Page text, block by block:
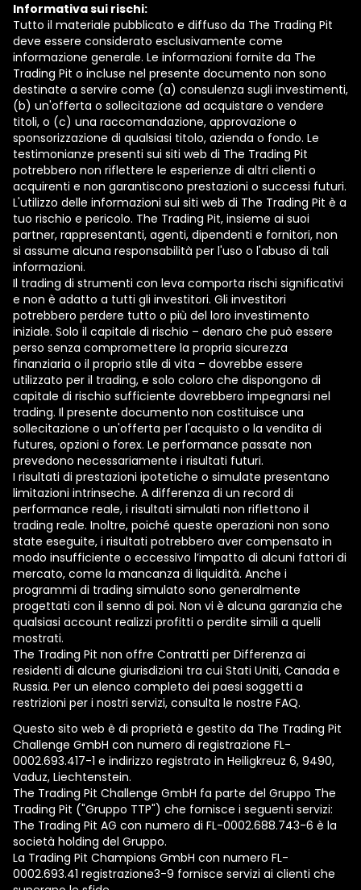
Informativa sui rischi:
Tutto il materiale pubblicato e diffuso da The Trading Pit
deve essere considerato esclusivamente come
informazione generale. Le informazioni fornite da The
Trading Pit o incluse nel presente documento non sono
destinate a servire come (a) consulenza sugli investimenti,
(b) un'offerta o sollecitazione ad acquistare o vendere
titoli, o (c) una raccomandazione, approvazione o
sponsorizzazione di qualsiasi titolo, azienda o fondo. Le
testimonianze presenti sui siti web di The Trading Pit
potrebbero non riflettere le esperienze di altri clienti o
acquirenti e non garantiscono prestazioni o successi futuri.
L'utilizzo delle informazioni sui siti web di The Trading Pit è a
tuo rischio e pericolo. The Trading Pit, insieme ai suoi
partner, rappresentanti, agenti, dipendenti e fornitori, non
si assume alcuna responsabilità per l'uso o l'abuso di tali
informazioni.
Il trading di strumenti con leva comporta rischi significativi
e non è adatto a tutti gli investitori. Gli investitori
potrebbero perdere tutto o più del loro investimento
iniziale. Solo il capitale di rischio – denaro che può essere
perso senza compromettere la propria sicurezza
finanziaria o il proprio stile di vita – dovrebbe essere
utilizzato per il trading, e solo coloro che dispongono di
capitale di rischio sufficiente dovrebbero impegnarsi nel
trading. Il presente documento non costituisce una
sollecitazione o un'offerta per l'acquisto o la vendita di
futures, opzioni o forex. Le performance passate non
prevedono necessariamente i risultati futuri.
I risultati di prestazioni ipotetiche o simulate presentano
limitazioni intrinseche. A differenza di un record di
performance reale, i risultati simulati non riflettono il
trading reale. Inoltre, poiché queste operazioni non sono
state eseguite, i risultati potrebbero aver compensato in
modo insufficiente o eccessivo l’impatto di alcuni fattori di
mercato, come la mancanza di liquidità. Anche i
programmi di trading simulato sono generalmente
progettati con il senno di poi. Non vi è alcuna garanzia che
qualsiasi account realizzi profitti o perdite simili a quelli
mostrati.
The Trading Pit non offre Contratti per Differenza ai
residenti di alcune giurisdizioni tra cui Stati Uniti, Canada e
Russia. Per un elenco completo dei paesi soggetti a
restrizioni per i nostri servizi, consulta le nostre FAQ.
Questo sito web è di proprietà e gestito da The Trading Pit
Challenge GmbH con numero di registrazione FL-
0002.693.417-1 e indirizzo registrato in Heiligkreuz 6, 9490,
Vaduz, Liechtenstein.
The Trading Pit Challenge GmbH fa parte del Gruppo The
Trading Pit ("Gruppo TTP") che fornisce i seguenti servizi:
The Trading Pit AG con numero di FL-0002.688.743-6 è la
società holding del Gruppo.
La Trading Pit Champions GmbH con numero FL-
0002.693.41 registrazione3-9 fornisce servizi ai clienti che